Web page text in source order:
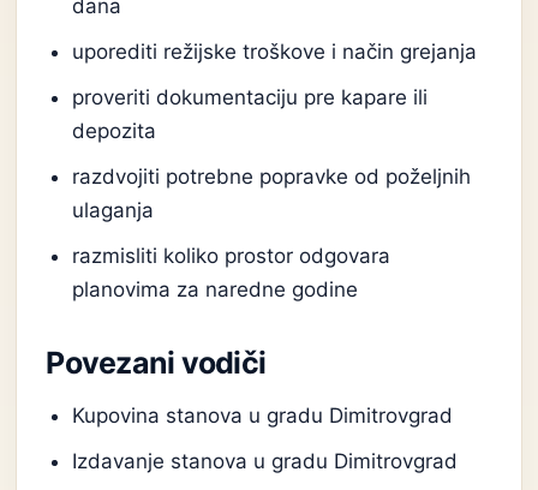
dana
uporediti režijske troškove i način grejanja
proveriti dokumentaciju pre kapare ili
depozita
razdvojiti potrebne popravke od poželjnih
ulaganja
razmisliti koliko prostor odgovara
planovima za naredne godine
Povezani vodiči
Kupovina stanova u gradu Dimitrovgrad
Izdavanje stanova u gradu Dimitrovgrad